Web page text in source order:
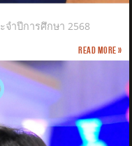
จำปีการศึกษา 2568
Read more »